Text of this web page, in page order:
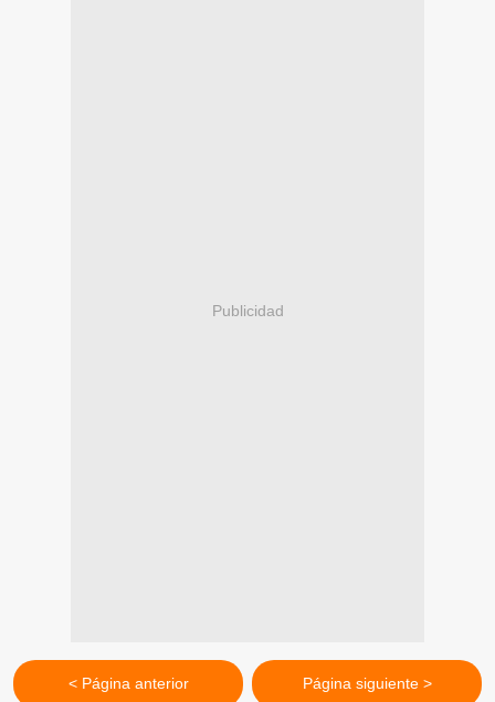
Publicidad
< Página anterior Página siguiente >